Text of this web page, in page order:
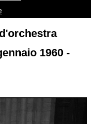
1960 -